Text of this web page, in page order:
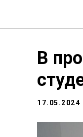
В
17.05.2024